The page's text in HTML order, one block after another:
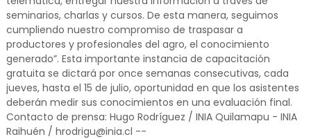
seminarios, charlas y cursos. De esta manera, seguimos
cumpliendo nuestro compromiso de traspasar a
productores y profesionales del agro, el conocimiento
generado”. Esta importante instancia de capacitación
gratuita se dictará por once semanas consecutivas, cada
jueves, hasta el 15 de julio, oportunidad en que los asistentes
deberán medir sus conocimientos en una evaluación final.
Contacto de prensa: Hugo Rodríguez / INIA Quilamapu - INIA
Raihuén / hrodrigu@inia.cl --